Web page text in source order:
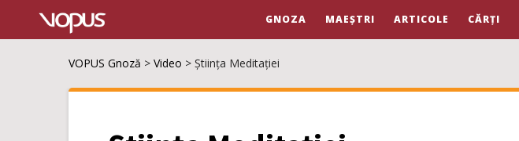
GNOZA MAEȘTRI ARTICOLE CĂRȚI
VOPUS Gnoză > Video > Știința Meditației